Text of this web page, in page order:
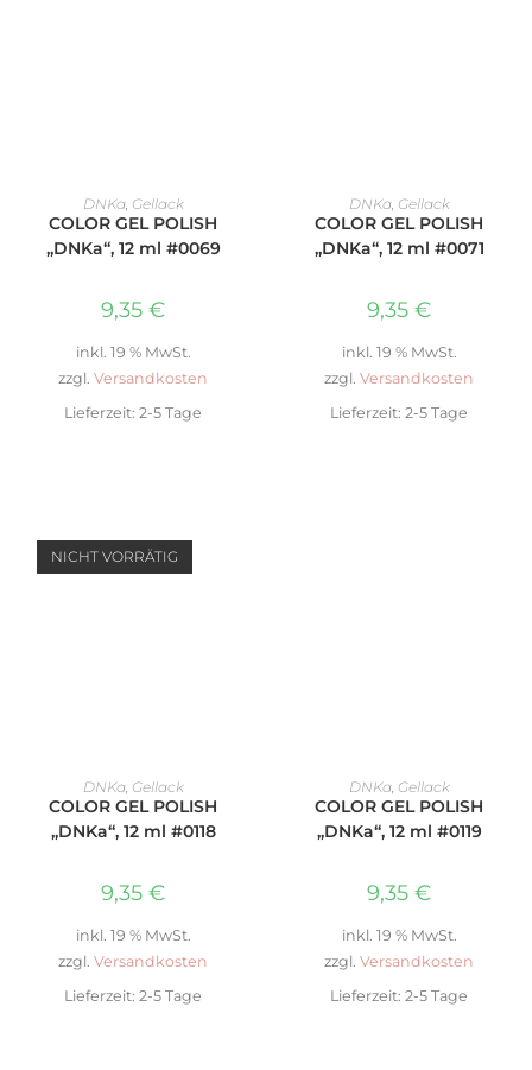
WEITERLESEN
DNKa, Gellack
COLOR GEL POLISH
„DNKa“, 12 ml #0069
9,35 €
inkl. 19 % MwSt.
zzgl. Versandkosten
Lieferzeit: 2-5 Tage
IN DEN WARENKORB
DNKa, Gellack
COLOR GEL POLISH
„DNKa“, 12 ml #0071
9,35 €
inkl. 19 % MwSt.
zzgl. Versandkosten
Lieferzeit: 2-5 Tage
NICHT VORRÄTIG
WEITERLESEN
DNKa, Gellack
COLOR GEL POLISH
„DNKa“, 12 ml #0118
9,35 €
inkl. 19 % MwSt.
zzgl. Versandkosten
Lieferzeit: 2-5 Tage
IN DEN WARENKORB
DNKa, Gellack
COLOR GEL POLISH
„DNKa“, 12 ml #0119
9,35 €
inkl. 19 % MwSt.
zzgl. Versandkosten
Lieferzeit: 2-5 Tage